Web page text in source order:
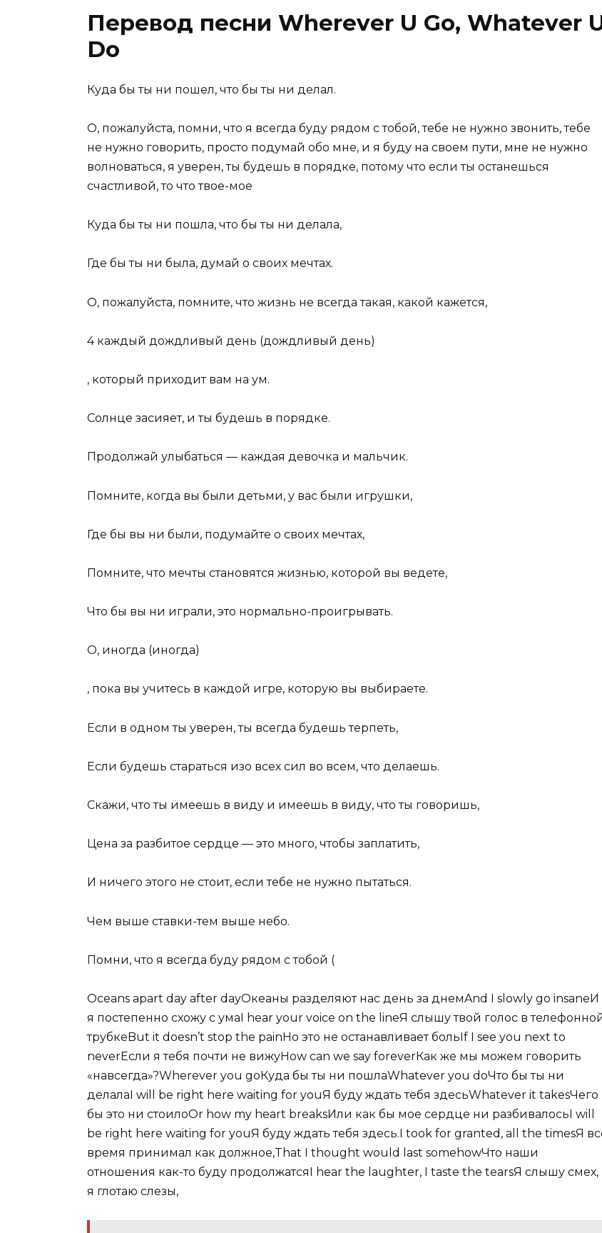
Перевод песни Wherever U Go, Whatever
Do
Куда бы ты ни пошел, что бы ты ни делал.
О, пожалуйста, помни, что я всегда буду рядом с тобой, тебе не нужно звонить, тебе
не нужно говорить, просто подумай обо мне, и я буду на своем пути, мне не нужно
волноваться, я уверен, ты будешь в порядке, потому что если ты останешься
счастливой, то что твое-мое
Куда бы ты ни пошла, что бы ты ни делала,
Где бы ты ни была, думай о своих мечтах.
О, пожалуйста, помните, что жизнь не всегда такая, какой кажется,
4 каждый дождливый день (дождливый день)
, который приходит вам на ум.
Солнце засияет, и ты будешь в порядке.
Продолжай улыбаться — каждая девочка и мальчик.
Помните, когда вы были детьми, у вас были игрушки,
Где бы вы ни были, подумайте о своих мечтах,
Помните, что мечты становятся жизнью, которой вы ведете,
Что бы вы ни играли, это нормально-проигрывать.
О, иногда (иногда)
, пока вы учитесь в каждой игре, которую вы выбираете.
Если в одном ты уверен, ты всегда будешь терпеть,
Если будешь стараться изо всех сил во всем, что делаешь.
Скажи, что ты имеешь в виду и имеешь в виду, что ты говоришь,
Цена за разбитое сердце — это много, чтобы заплатить,
И ничего этого не стоит, если тебе не нужно пытаться.
Чем выше ставки-тем выше небо.
Помни, что я всегда буду рядом с тобой (
Oceans apart day after dayОкеаны разделяют нас день за днемAnd I slowly go insaneИ
я постепенно схожу с умаI hear your voice on the lineЯ слышу твой голос в
трубкеBut it doesn’t stop the painНо это не останавливает больIf I see you next to
neverЕсли я тебя почти не вижуHow can we say foreverКак же мы можем говорить
«навсегда»?Wherever you goКуда бы ты ни пошлаWhatever you doЧто бы ты ни
делалаI will be right here waiting for youЯ буду ждать тебя здесьWhatever it takesЧего
бы это ни стоилоOr how my heart breaksИли как бы мое сердце ни разбивалосьI will
be right here waiting for youЯ буду ждать тебя здесь.I took for granted, all the timesЯ
время принимал как должное,That I thought would last somehowЧто наши
отношения как-то буду продолжатсяI hear the laughter, I taste the tearsЯ слышу смех,
я глотаю слезы,